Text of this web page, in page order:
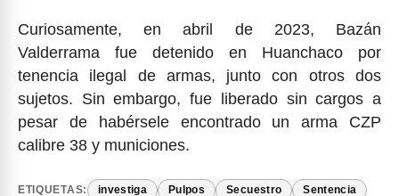
Curiosamente, en abril de 2023, Bazán
Valderrama fue detenido en Huanchaco por
tenencia ilegal de armas, junto con otros dos
sujetos. Sin embargo, fue liberado sin cargos a
pesar de habérsele encontrado un arma CZP
calibre 38 y municiones.
ETIQUETAS: investiga Pulpos Secuestro Sentencia